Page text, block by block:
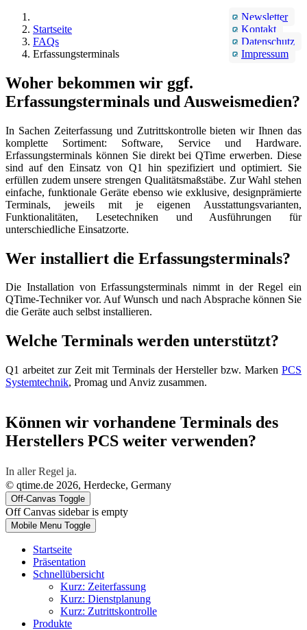
Newsletter
Kontakt
Datenschutz
Impressum
Startseite
FAQs
Erfassungsterminals
Woher bekommen wir ggf.
Erfassungsterminals und Ausweismedien?
In Sachen Zeiterfassung und Zutrittskontrolle bieten wir Ihnen das
komplette Sortiment: Software, Service und Hardware.
Erfassungsterminals können Sie direkt bei QTime erwerben. Diese
sind auf den Einsatz von Q1 hin spezifiziert und optimiert. Sie
erfüllen zudem unsere strengen Qualitätsmaßstäbe. Zur Wahl stehen
einfache, funktionale Geräte ebenso wie exklusive, designprämierte
Terminals, jeweils mit je eigenen Ausstattungsvarianten,
Funktionalitäten, Lesetechniken und Ausführungen für
unterschiedliche Einsatzorte.
Wer installiert die Erfassungsterminals?
Die Installation von Erfassungsterminals nimmt in der Regel ein
QTime-Techniker vor. Auf Wunsch und nach Absprache können Sie
die Geräte auch selbst installieren.
Welche Terminals werden unterstützt?
Q1 arbeitet zur Zeit mit Terminals der Hersteller bzw. Marken PCS
Systemtechnik, Promag und Anviz zusammen.
Können wir vorhandene Terminals des
Herstellers PCS weiter verwenden?
In aller Regel ja.
© qtime.de 2026, Herdecke, Germany
Off-Canvas Toggle
Off Canvas sidebar is empty
Mobile Menu Toggle
Startseite
Präsentation
Schnellübersicht
Kurz: Zeiterfassung
Kurz: Dienstplanung
Kurz: Zutrittskontrolle
Produkte